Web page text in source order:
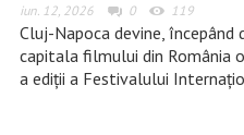
iun. 12, 2026 0 119
Cluj-Napoca devine, începând
capitala filmului din România
a ediții a Festivalului